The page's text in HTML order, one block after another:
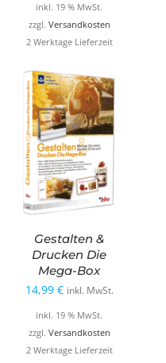
inkl. 19 % MwSt.
zzgl. Versandkosten
2 Werktage Lieferzeit
Gestalten &
Drucken Die
Mega-Box
14,99 € inkl. MwSt.
inkl. 19 % MwSt.
zzgl. Versandkosten
2 Werktage Lieferzeit